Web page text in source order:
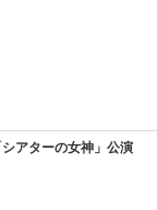
アターの女神」公演